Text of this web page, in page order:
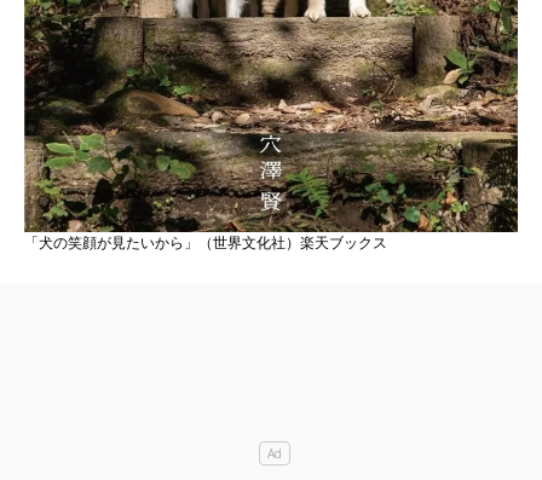
「犬の笑顔が見たいから」（世界文化社）楽天ブックス